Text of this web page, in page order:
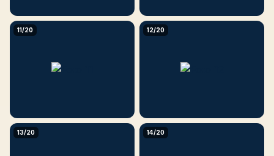
11/20 12/20
13/20 14/20